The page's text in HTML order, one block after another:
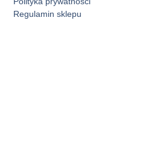
Regulamin sklepu